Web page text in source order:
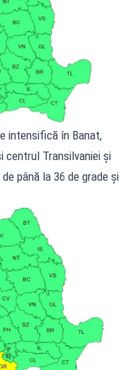
intensifică în Banat,
centrul Transilvaniei și
până la 36 de grade și